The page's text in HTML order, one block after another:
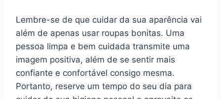
Lembre-se de que cuidar da sua aparência vai
além de apenas usar roupas bonitas. Uma
pessoa limpa e bem cuidada transmite uma
imagem positiva, além de se sentir mais
confiante e confortável consigo mesma.
Portanto, reserve um tempo do seu dia para